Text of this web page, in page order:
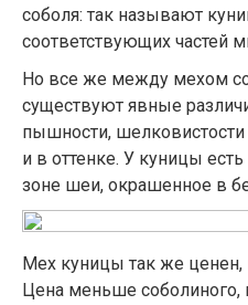
соболя: так называют
соответствующих частей
Но все же между мехом
существуют явные
пышности, шелковистости
и в оттенке. У куницы
зоне шеи, окрашенное в
Мех куницы так же ценен,
Цена меньше соболиного,